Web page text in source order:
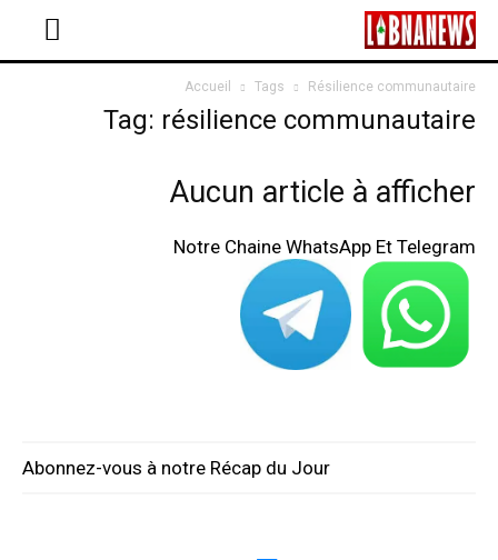
Accueil Tags Résilience communautaire
Tag: résilience communautaire
Aucun article à afficher
Notre Chaine WhatsApp Et Telegram
Abonnez-vous à notre Récap du Jour